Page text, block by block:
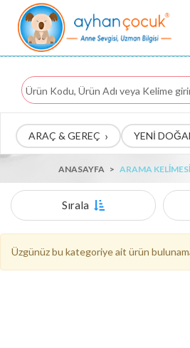
ARAÇ & GEREÇ › YENİ
ANASAYFA > ARAMA
Sırala
Üzgünüz bu kategoriye ait ürün